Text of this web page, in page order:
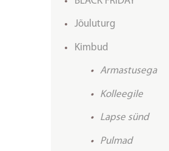
Jõuluturg
Kimbud
Armastusega
Kolleegile
Lapse sünd
Pulmad